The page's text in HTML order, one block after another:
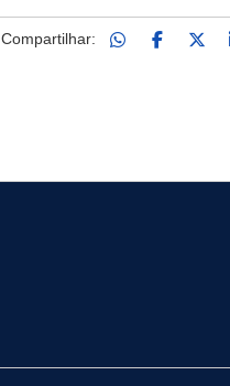
Compartilhar: